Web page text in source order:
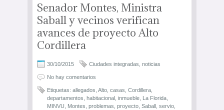
Senador Montes, Ministra
Saball y vecinos verifican
avances de proyecto Alto
Cordillera
30/10/2015 Ciudades integradas noticias
No hay comentarios
Etiquetas: allegados Alto casas Cordillera
departamentos habitacional inmueble La Florida
MINVU
Montes problemas proyecto Saball servio